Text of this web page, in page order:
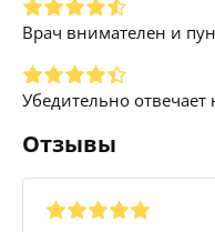
Врач внимателен и
Убедительно отвечает
Отзывы